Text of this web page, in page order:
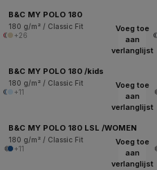
B&C MY POLO 180
180 g/m² / Classic Fit
+26
Voeg toe
aan
verlanglijst
B&C MY POLO 180 /kids
180 g/m² / Classic Fit
+11
Voeg toe
aan
verlanglijst
B&C MY POLO 180 LSL /WOMEN
180 g/m² / Classic Fit
+11
Voeg toe
aan
verlanglijst